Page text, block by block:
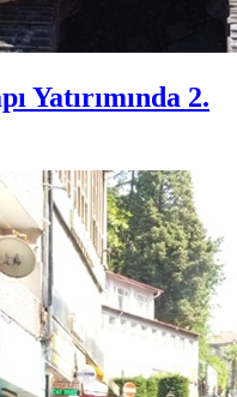
Yatırımında 2.